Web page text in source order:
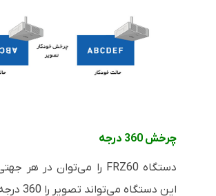
چرخش 360 درجه
دستگاهFRZ60 را می‌توان در هر
این دستگاه می‌تواند تصویر را 360 درجه بچرخاند.